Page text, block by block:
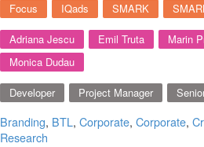
Focus IQads SMARK
Adriana Jescu Emil Truta Marin
Monica Dudau
Developer Project Manager
Branding, BTL, Corporate, Corporate,
Research